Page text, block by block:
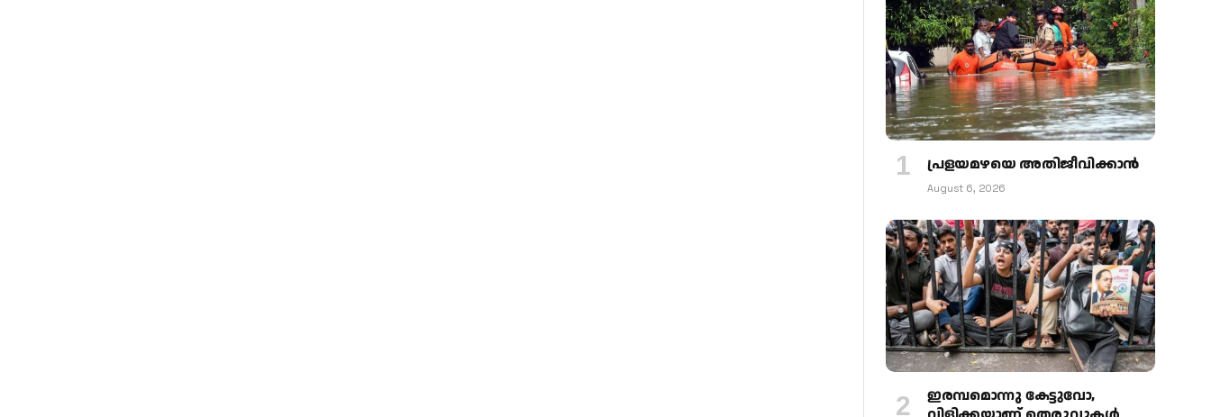
പ്രളയമഴയെ അതിജീവിക്കാന്‍
August 6, 2026
ഇരമ്പമൊന്നു കേട്ടുവോ,